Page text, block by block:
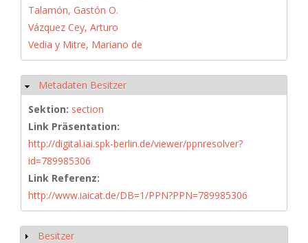
Talamón, Gastón O.
Vázquez Cey, Arturo
Vedia y Mitre, Mariano de
Hide
Metadaten Besitzer
Sektion: section
Link Präsentation:
http://digital.iai.spk-berlin.de/viewer/ppnresolver?
id=789985306
Link Referenz:
http://www.iaicat.de/DB=1/PPN?PPN=789985306
Show
Besitzer